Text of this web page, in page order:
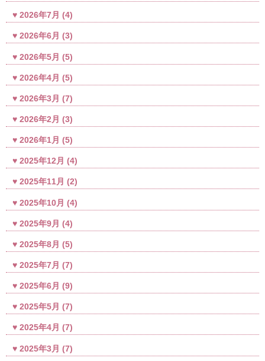
2026年7月 (4)
2026年6月 (3)
2026年5月 (5)
2026年4月 (5)
2026年3月 (7)
2026年2月 (3)
2026年1月 (5)
2025年12月 (4)
2025年11月 (2)
2025年10月 (4)
2025年9月 (4)
2025年8月 (5)
2025年7月 (7)
2025年6月 (9)
2025年5月 (7)
2025年4月 (7)
2025年3月 (7)